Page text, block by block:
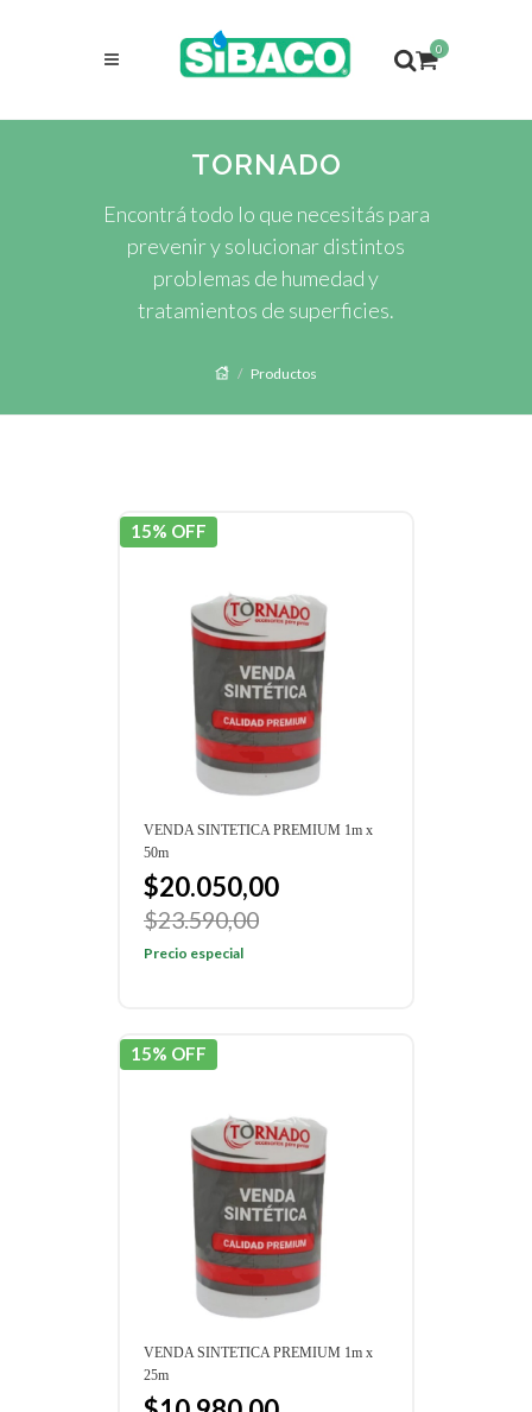
0
TORNADO
Encontrá todo lo que necesitás para
prevenir y solucionar distintos
problemas de humedad y
tratamientos de superficies.
Productos
15% OFF
VENDA SINTETICA PREMIUM 1m x
50m
$20.050,00
$23.590,00
Precio especial
15% OFF
VENDA SINTETICA PREMIUM 1m x
25m